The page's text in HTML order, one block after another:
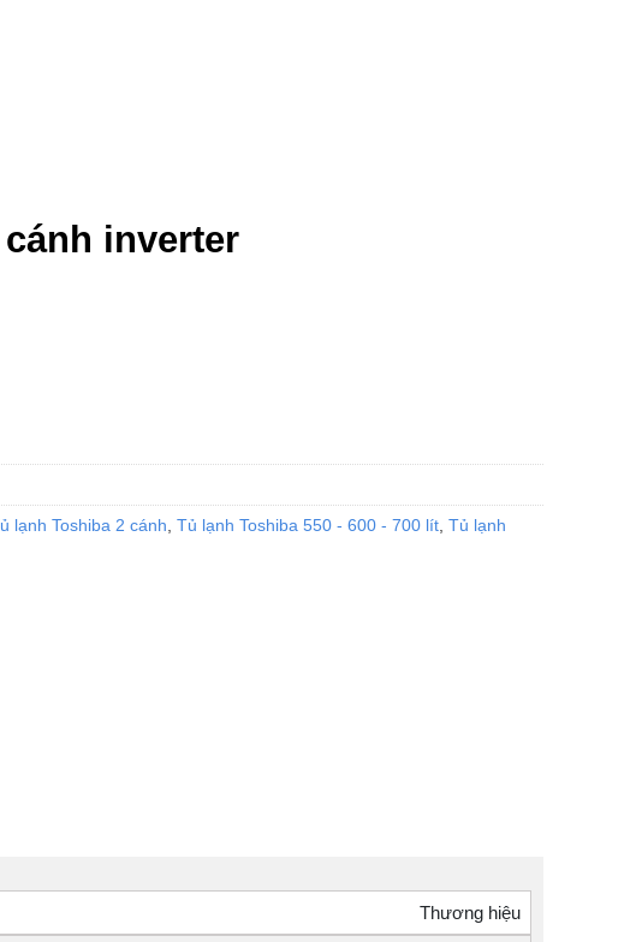
cánh inverter
lạnh Toshiba 2 cánh Tủ lạnh Toshiba 550 - 600 - 700 lít Tủ lạnh
Thương hiệu